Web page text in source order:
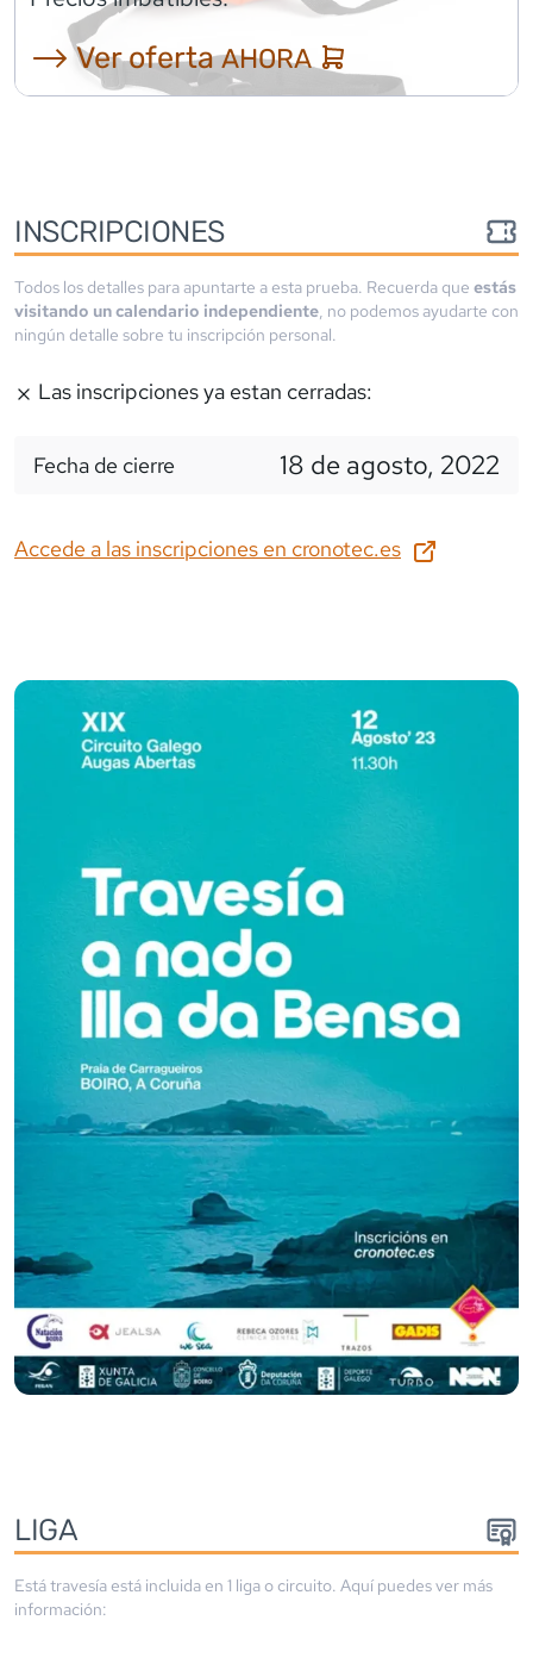
⟶ Ver ofertaAHORA
INSCRIPCIONES
Todos los detalles para apuntarte a esta prueba. Recuerda que estás
visitando un calendario independiente, no podemos ayudarte con
ningún detalle sobre tu inscripción personal.
Las inscripciones ya estan cerradas:
Fecha de cierre 18 de agosto, 2022
Accede a las inscripciones en cronotec.es
LIGA
Está travesía está incluida en 1 liga o circuito. Aquí puedes ver más
información: